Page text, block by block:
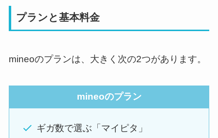
プランと基本料金
mineoのプランは、大きく次の2つがあります。
mineoのプラン
ギガ数で選ぶ「マイピタ」